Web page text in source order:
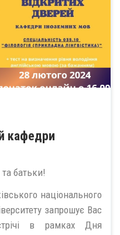
кафедри
та батьки!
національного
запрошує Вас
в рамках Дня